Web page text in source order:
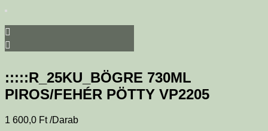
:::::R_25KU_BÖGRE 730ML
PIROS/FEHÉR PÖTTY VP2205
1 600,0 Ft /Darab